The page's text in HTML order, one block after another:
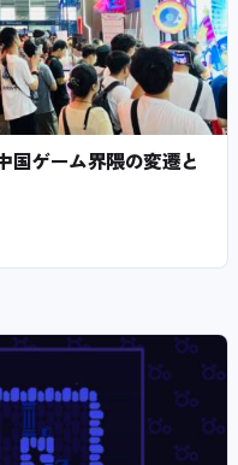
国ゲーム界隈の変遷と